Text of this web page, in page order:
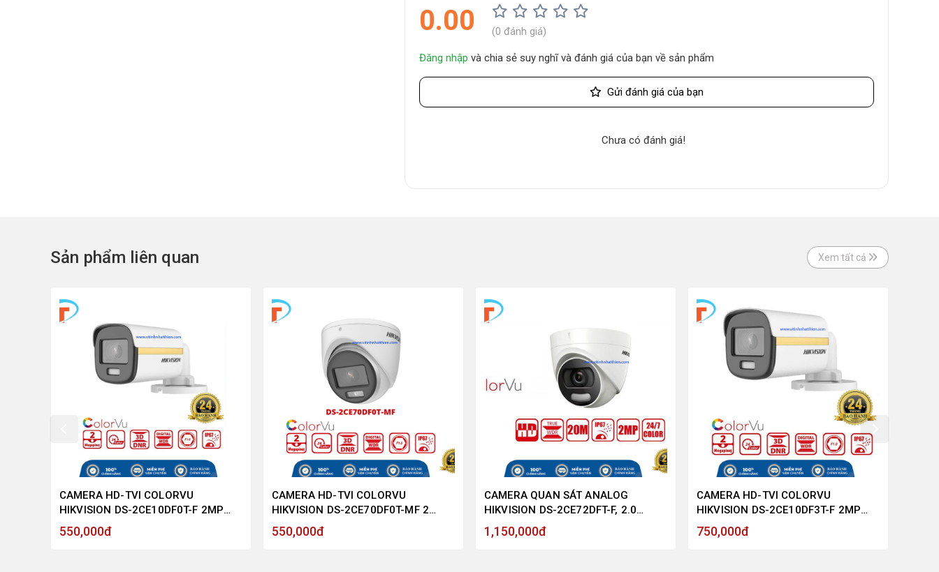
0.00 (0 đánh giá)
Đăng nhập và chia sẻ suy nghĩ và đánh giá của bạn về sản phẩm
Gửi đánh giá của bạn
Chưa có đánh giá!
Sản phẩm liên quan
CAMERA HD-TVI COLORVU
HIKVISION DS-2CE10DF0T-F 2MP
1080P, CÓ MÀU BAN ĐÊM - HÀNG
CHÍNH HÃNG
550,000đ
CAMERA HD-TVI COLORVU
HIKVISION DS-2CE70DF0T-MF 2
MEGAPIXEL, MÀU SẮC 24/7 - HÀNG
CHÍNH HÃNG
550,000đ
CAMERA QUAN SÁT ANALOG
HIKVISION DS-2CE72DFT-F, 2.0
MEGAPIXEL, CÓ MÀU BAN ĐÊM, HỖ
TRỢ ĐÈN TRỢ SÁNG 20M
1,150,000đ
CAMERA HD-TVI COLORVU
HIKVISION DS-2CE10DF3T-F 2MP
1080P VỎ SẮT, MÀU SẮC 24/7 -
HÀNG CHÍNH HÃNG
750,000đ
Xem tất cả